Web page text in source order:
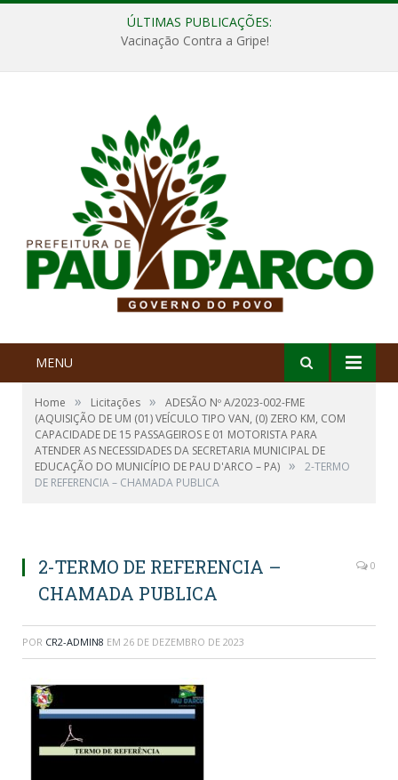
ÚLTIMAS PUBLICAÇÕES:
Vacinação Contra a Gripe!
MENU
Home » Licitações »
ADESÃO Nº A/2023-002-FME
(AQUISIÇÃO DE UM (01) VEÍCULO TIPO VAN, (0) ZERO KM, COM
CAPACIDADE DE 15 PASSAGEIROS E 01 MOTORISTA PARA
ATENDER AS NECESSIDADES DA SECRETARIA MUNICIPAL DE
EDUCAÇÃO DO MUNICÍPIO DE PAU D'ARCO – PA) »
2-TERMO
DE REFERENCIA – CHAMADA PUBLICA
2-TERMO DE REFERENCIA –
CHAMADA PUBLICA
0
POR CR2-ADMIN8 EM 26 DE DEZEMBRO DE 2023